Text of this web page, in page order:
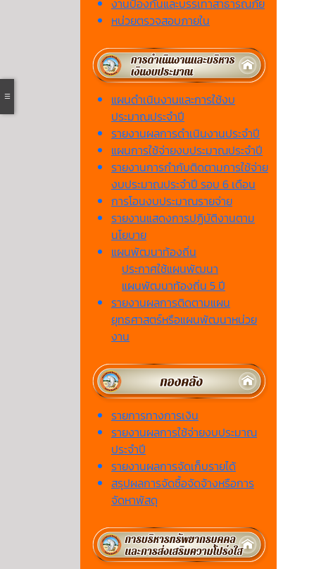
หน่วยตรวจสอบภายใน
แผนดำเนินงานและการใช้งบ
ประมาณประจำปี
รายงานผลการดำเนินงานประจำปี
แผนการใช้จ่ายงบประมาณประจำปี
รายงานการกำกับติดตามการใช้จ่าย
งบประมาณประจำปี รอบ 6 เดือน
การโอนงบประมาณรายจ่าย
รายงานแสดงการปฏิบัติงานตาม
นโยบาย
แผนพัฒนาท้องถิ่น
ประกาศใช้แผนพัฒนา
แผนพัฒนาท้องถิ่น 5 ปี
รายงานผลการติดตามแผน
ยุทธศาสตร์หรือแผนพัฒนาหน่วย
งาน
รายการทางการเงิน
รายงานผลการใช้จ่ายงบประมาณ
ประจำปี
รายงานผลการจัดเก็บรายได้
สรุปผลการจัดซื้อจัดจ้างหรือการ
จัดหาพัสดุ